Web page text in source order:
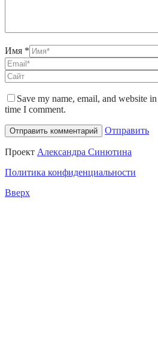
Имя *
Save my name, email, and website
time I comment.
Отправить
Проект Александра Синютина
Политика конфиденциальности
Вверх